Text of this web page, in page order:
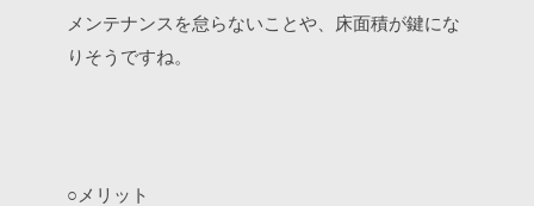
メンテナンスを怠らないことや、床面積が鍵にな
りそうですね。
○メリット